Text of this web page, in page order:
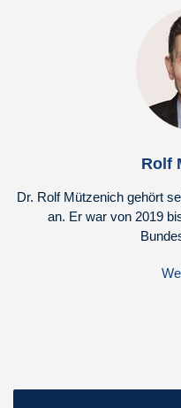
Rolf
Dr. Rolf Mützenich gehört
an. Er war von 2019